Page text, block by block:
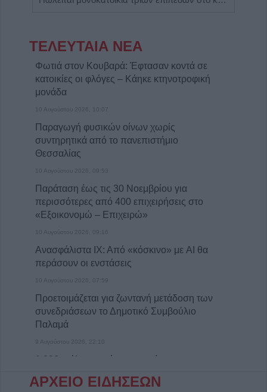
ΤΕΛΕΥΤΑΙΑ ΝΕΑ
Φωτιά στον Κουβαρά: Έφτασαν κοντά σε
κατοικίες οι φλόγες – Κάηκε κτηνοτροφική
μονάδα
10 Αυγούστου 2026, 10:07
Παραγωγή φυσικών οίνων χωρίς
συντηρητικά από το πανεπιστήμιο
Θεσσαλίας
10 Αυγούστου 2026, 09:53
Παράταση έως τις 30 Νοεμβρίου για
περισσότερες από 400 επιχειρήσεις στο
«Εξοικονομώ – Επιχειρώ»
10 Αυγούστου 2026, 09:16
Ανασφάλιστα ΙΧ: Από «κόσκινο» με AI θα
περάσουν οι ενστάσεις
10 Αυγούστου 2026, 07:59
Προετοιμάζεται για ζωντανή μετάδοση των
συνεδριάσεων το Δημοτικό Συμβούλιο
Παλαμά
9 Αυγούστου 2026, 22:10
1.296 φιάλες παράνομου φρέον
Ξεπερνούν τις 338.000 ευρώ οι διαφυγόντες
ΑΡΧΕΙΟ ΕΙΔΗΣΕΩΝ